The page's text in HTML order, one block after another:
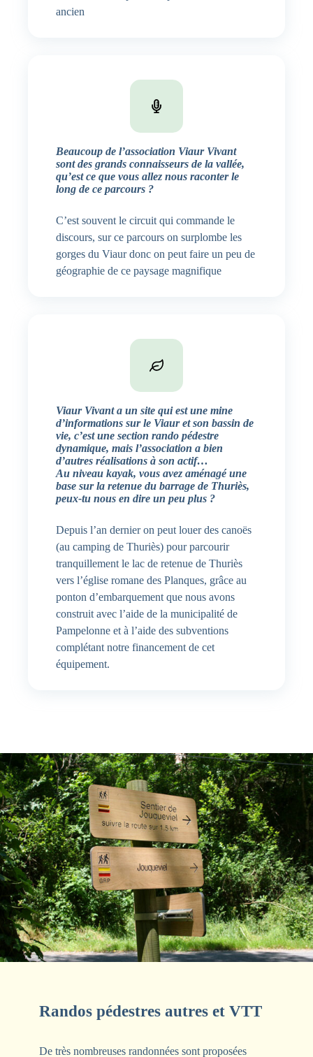
ancien
Beaucoup de l’association Viaur Vivant
sont des grands connaisseurs de la vallée,
qu’est ce que vous allez nous raconter le
long de ce parcours ?
C’est souvent le circuit qui commande le
discours, sur ce parcours on surplombe les
gorges du Viaur donc on peut faire un peu de
géographie de ce paysage magnifique
Viaur Vivant a un site qui est une mine
d’informations sur le Viaur et son bassin de
vie, c’est une section rando pédestre
dynamique, mais l’association a bien
d’autres réalisations à son actif…
Au niveau kayak, vous avez aménagé une
base sur la retenue du barrage de Thuriès,
peux-tu nous en dire un peu plus ?
Depuis l’an dernier on peut louer des canoës
(au camping de Thuriès) pour parcourir
tranquillement le lac de retenue de Thuriès
vers l’église romane des Planques, grâce au
ponton d’embarquement que nous avons
construit avec l’aide de la municipalité de
Pampelonne et à l’aide des subventions
complétant notre financement de cet
équipement.
Randos pédestres autres et VTT
De très nombreuses randonnées sont proposées